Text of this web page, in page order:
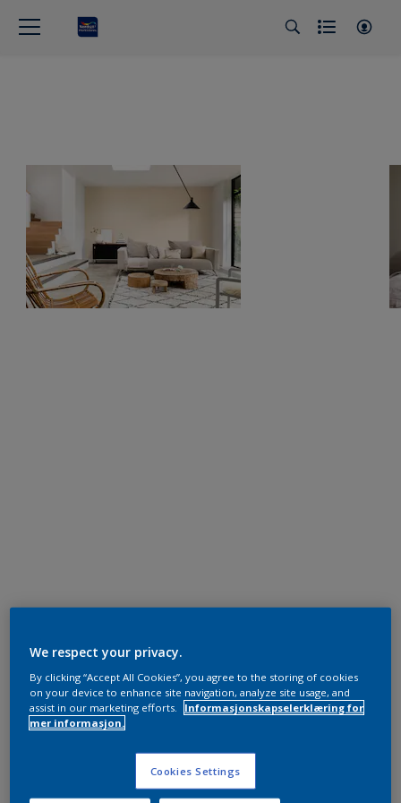
We respect your privacy.
By clicking “Accept All Cookies”, you agree to the storing of cookies
on your device to enhance site navigation, analyze site usage, and
assist in our marketing efforts.
Informasjonskapselerklæring for
mer informasjon.
Cookies Settings